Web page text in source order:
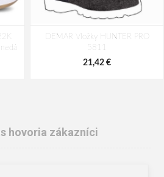
DEMAR Vložky HUNTER PRO
5811
21,42 €
hovoria zákazníci